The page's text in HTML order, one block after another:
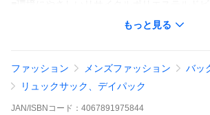
■肩の負担を分散するLOADSPRING -背面に
インポケット
もっと見る
ファッション メンズファッション
バッ
リュックサック、デイパック
JAN/ISBNコード： 4067891975844